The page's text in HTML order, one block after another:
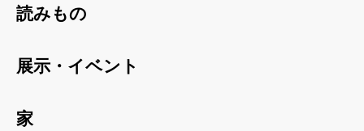
読みもの
展示・イベント
家